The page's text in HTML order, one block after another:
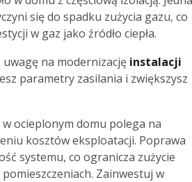
się do spadku zużycia gazu, co
w gaz jako źródło ciepła.
na modernizację instalacji
parametry zasilania i zwiększysz
ocieplonym domu polega na
kosztów eksploatacji. Poprawa
systemu, co ogranicza zużycie
Zainwestuj w